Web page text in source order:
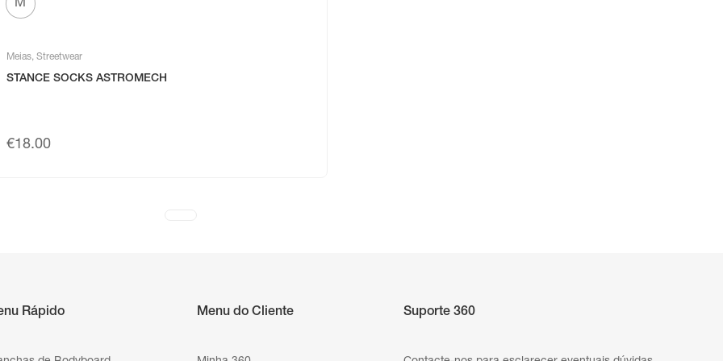
M
Meias, Streetwear
STANCE SOCKS ASTROMECH
€18.00
Rápido Menu do Cliente Suporte 360